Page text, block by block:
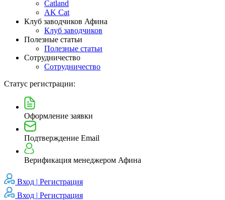
Catland
AK Cat
Клуб заводчиков Афина
Клуб заводчиков
Полезные статьи
Полезные статьи
Сотрудничество
Сотрудничество
Статус регистрации:
Оформление заявки
Подтверждение Email
Верификация менеджером Афина
Вход | Регистрация
Вход | Регистрация